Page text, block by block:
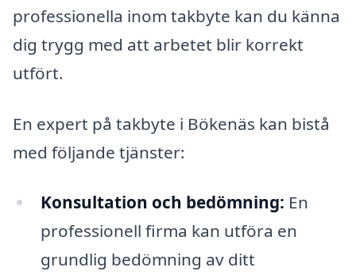
professionella inom takbyte kan du känna
dig trygg med att arbetet blir korrekt
utfört.
En expert på takbyte i Bökenäs kan bistå
med följande tjänster:
Konsultation och bedömning: En
professionell firma kan utföra en
grundlig bedömning av ditt